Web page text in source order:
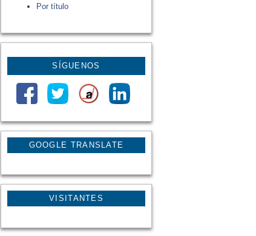
GOOGLE TRANSLATE
VISITANTES
Por título
SÍGUENOS